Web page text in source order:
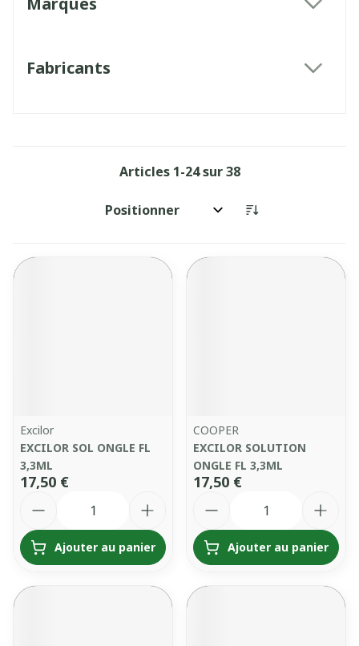
Fabricants
Articles 1-24sur38
Trier par:
Excilor
EXCILOR SOL ONGLE FL
3,3ML
17,50 €
Ajouter au panier
COOPER
EXCILOR SOLUTION
ONGLE FL 3,3ML
17,50 €
Ajouter au panier